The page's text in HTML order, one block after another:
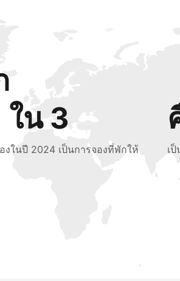
ใน 3
งในปี 2024 เป็นการจองที่พักให้
เ